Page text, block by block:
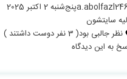
پنج‌شنبه 2 اکتبر 2025
سایتشون
نظر جالبی بود(
3نفر دوست داشتند )
به این دیدگاه